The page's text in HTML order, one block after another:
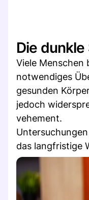
Die
Viele Menschen
notwendiges
gesunden
jedoch
vehement.
das langfristige